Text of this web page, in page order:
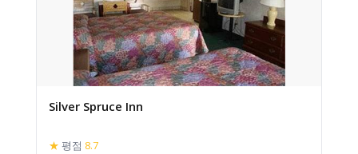
Silver Spruce Inn
★ 평점 8.7